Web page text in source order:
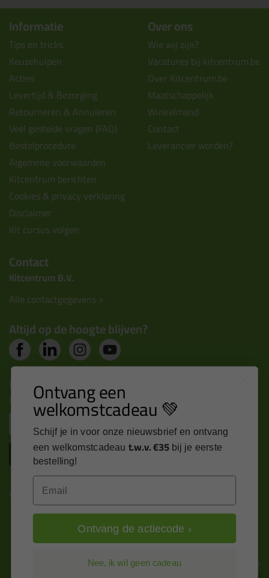
Informatie
Tips en tricks
Keuzehulpen
Acties
Levertijd & Bezorging
Retourneren & Annuleren
Veel gestelde vragen (FAQ)
Bestelprocedure
Algemene voorwaarden
Kitcentrum berichten
Cookies & privacy verklaring
Disclaimer
Kit cursus volgen
Over ons
Wie wij zijn?
Vacatures bij kitcentrum.be
Over Kitcentrum.be
Maatschappelijk
Winkelmand
Contact
Leverancier worden?
Contact
Kitcentrum B.V.
Alle contactgegevens >
Altijd op de hoogte blijven?
Nieuws, tips en exclusieve deals rechtstreeks in je
inbox
Inschrijven
Kitcentrum is trots op:
Alle prijzen zijn in EURO en excl. 21% BTW
Ontvang een
welkomstcadeau 💚
Schijf je in voor onze nieuwsbrief en ontvang
een welkomstcadeau t.w.v. €35 bij je eerste
bestelling!
Email
Ontvang de actiecode ›
Nee, ik wil geen cadeau